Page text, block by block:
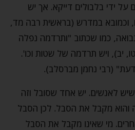
על ידי בלבולים דייקא. אך יש
וכמובא במדרש (בראשית רבה מד,
כמו שכתוב "ותרדמה נפלה
יב), ויש תרדמה של שטות וכו'.
(רבי נחמן מברסלב).
לאנשים. יש אחד שסובל וזה
והוא מקבל את הסבל. לכן הסבל
מי שאינו מקבל את הסבל